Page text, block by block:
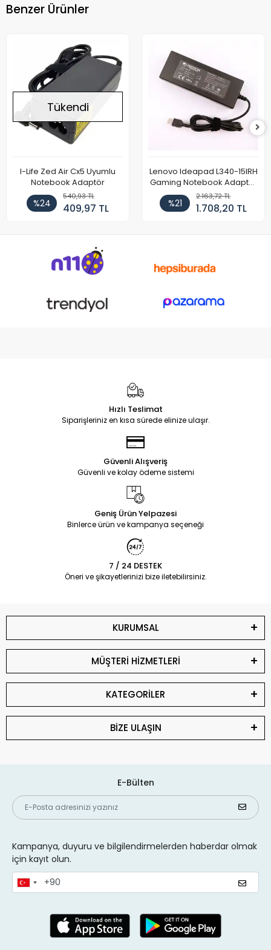
Benzer Ürünler
Tükendi
I-Life Zed Air Cx5 Uyumlu
Notebook Adaptör
%24
540,93 TL
409,97 TL
Lenovo Ideapad L340-15IRH
Gaming Notebook Adaptör
Cihazı Şarj Aleti (150W)
%21
2.163,72 TL
1.708,20 TL
Hızlı Teslimat
Siparişleriniz en kısa sürede elinize ulaşır.
Güvenli Alışveriş
Güvenli ve kolay ödeme sistemi
Geniş Ürün Yelpazesi
Binlerce ürün ve kampanya seçeneği
7 / 24 DESTEK
Öneri ve şikayetlerinizi bize iletebilirsiniz.
KURUMSAL
MÜŞTERİ HİZMETLERİ
KATEGORİLER
BİZE ULAŞIN
E-Bülten
Kampanya, duyuru ve bilgilendirmelerden haberdar olmak
için kayıt olun.